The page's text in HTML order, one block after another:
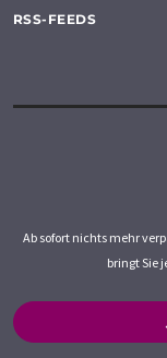
RSS-FEEDS
Ab sofort nichts mehr
bringt Sie